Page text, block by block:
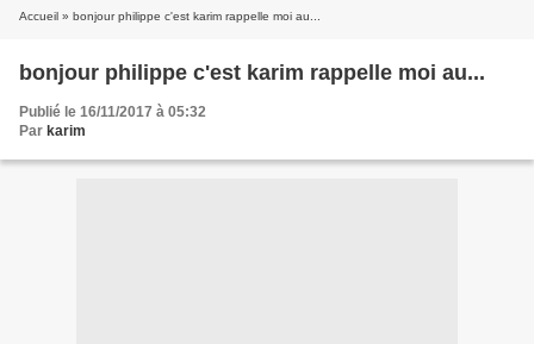
Accueil » bonjour philippe c'est karim rappelle moi au...
bonjour philippe c'est karim rappelle moi au...
Publié le 16/11/2017 à 05:32
Par karim